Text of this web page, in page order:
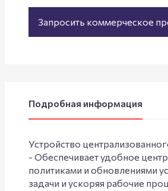
Запросить коммерческое
Подробная информация
Устройство
- Обеспечивает удобное
политиками и обновлениями
задачи и ускоряя рабочие